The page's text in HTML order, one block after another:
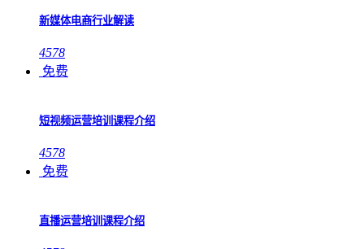
新媒体电商行业解读
4578
免费
短视频运营培训课程介绍
4578
免费
直播运营培训课程介绍